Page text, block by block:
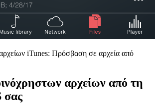
iTunes: Πρόσβαση σε αρχεία από
αρχείων από τη
σας